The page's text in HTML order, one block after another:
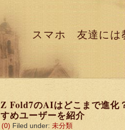
スマホ 友達には
Z Fold7のAIはどこまで進化
すめユーザーを紹介
(0) Filed under: 未分類